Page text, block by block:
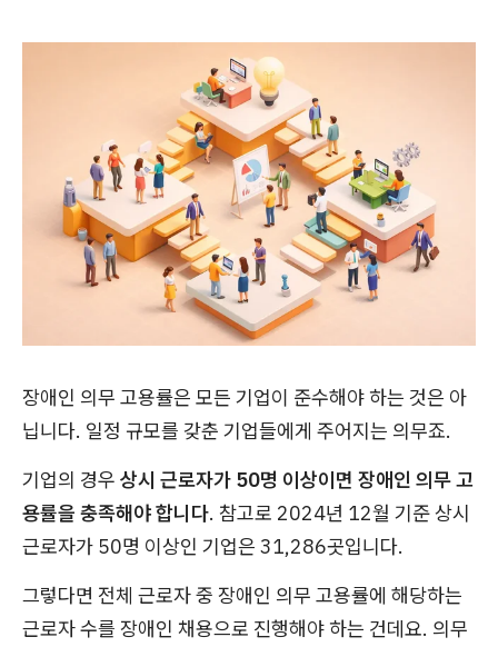
장애인 의무 고용률은 모든 기업이 준수해야 하는 것은 아
닙니다. 일정 규모를 갖춘 기업들에게 주어지는 의무죠.
기업의 경우 상시 근로자가 50명 이상이면 장애인 의무 고
용률을 충족해야 합니다. 참고로 2024년 12월 기준 상시
근로자가 50명 이상인 기업은 31,286곳입니다.
그렇다면 전체 근로자 중 장애인 의무 고용률에 해당하는
근로자 수를 장애인 채용으로 진행해야 하는 건데요. 의무